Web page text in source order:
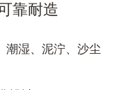
靠耐造
潮湿、泥泞、沙尘